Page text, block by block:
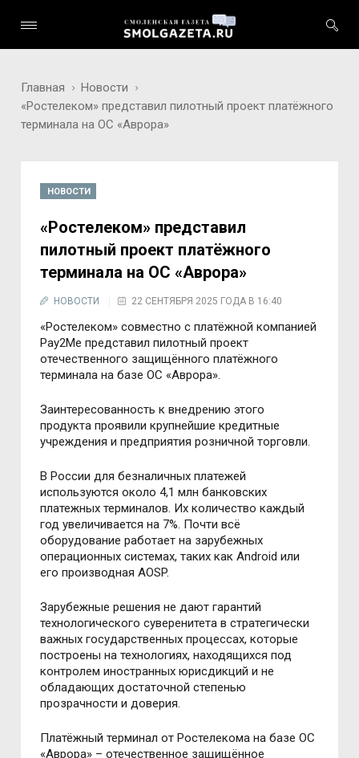
Главная
Новости
«Ростелеком» представил пилотный проект платёжного
терминала на ОС «Аврора»
НОВОСТИ
«Ростелеком» представил
пилотный проект платёжного
терминала на ОС «Аврора»
НОВОСТИ 22 СЕНТЯБРЯ 2025 ГОДА В 16:40
«Ростелеком» совместно с платёжной компанией
Pay2Me представил пилотный проект
отечественного защищённого платёжного
терминала на базе ОС «Аврора».
Заинтересованность к внедрению этого
продукта проявили крупнейшие кредитные
учреждения и предприятия розничной торговли.
В России для безналичных платежей
используются около 4,1 млн банковских
платежных терминалов. Их количество каждый
год увеличивается на 7%. Почти всё
оборудование работает на зарубежных
операционных системах, таких как Android или
его производная AOSP.
Зарубежные решения не дают гарантий
технологического суверенитета в стратегически
важных государственных процессах, которые
построены на технологиях, находящихся под
контролем иностранных юрисдикций и не
обладающих достаточной степенью
прозрачности и доверия.
Платёжный терминал от Ростелекома на базе ОС
«Аврора» – отечественное защищённое